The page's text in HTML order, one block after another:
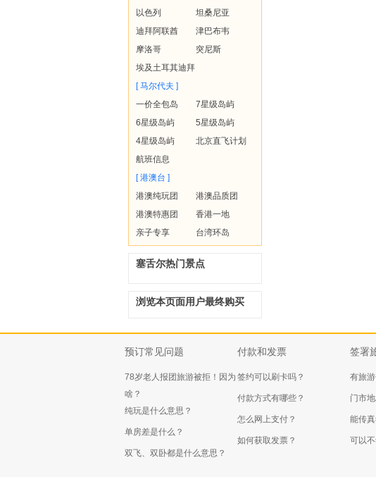
以色列
坦桑尼亚
迪拜阿联酋
津巴布韦
摩洛哥
突尼斯
埃及土耳其迪拜
[ 马尔代夫 ]
一价全包岛
7星级岛屿
6星级岛屿
5星级岛屿
4星级岛屿
北京直飞计划
航班信息
[ 港澳台 ]
港澳纯玩团
港澳品质团
港澳特惠团
香港一地
亲子专享
台湾环岛
塞舌尔热门景点
浏览本页面用户最终购买
预订常见问题
78岁老人报团旅游被拒！因为
啥？
纯玩是什么意思？
单房差是什么？
双飞、双卧都是什么意思？
付款和发票
签约可以刷卡吗？
付款方式有哪些？
怎么网上支付？
如何获取发票？
签署
有旅
门市
能传
可以